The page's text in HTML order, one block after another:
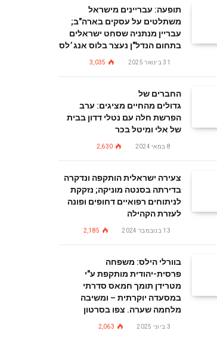
תופעה: עבריינים מישראל
משתלטים על עסקים בארה"ב;
עבריין מנתניה שסחט ישראלים
בתחום הנדל"ן נעצר בלוס אנג׳לס
31 בינואר 2025 3,035
החברים של
גדולים מהחיים מציגים: ערב
הפרשת חלה עם נטלי דדון בבית
של אלי ומיטל בכר
8 במאי 2024 2,630
צעירה ישראלית הותקפה ונדקרה
בדירתה בסנטה מוניקה; נזקקת
לניתוחים רפואיים דחופים ופונה
לעזרת הקהילה
13 בנובמבר 2024 2,185
בוורלי הילס: משפחה
פרסית-יהודית מותקפת ע"י
מטרידן תומך חמאס סדרתי
במסעדה יוקרתית – ומשיבה
מלחמה שערה. צפו בסרטון
3 ביוני 2025 2,063